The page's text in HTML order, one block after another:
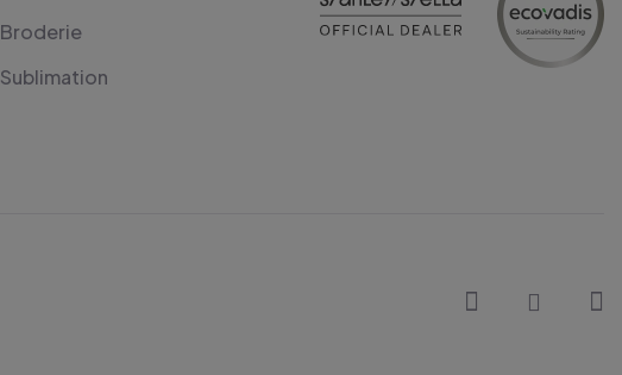
Broderie
Sublimation